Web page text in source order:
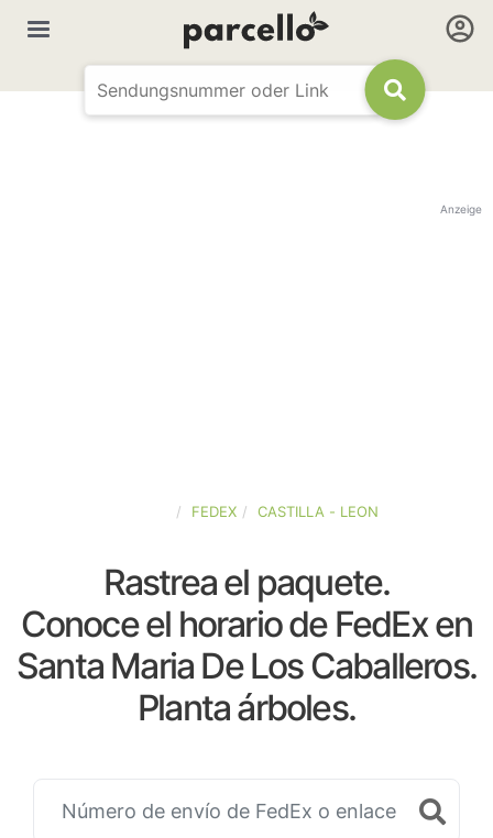
Anzeige
FEDEX CASTILLA - LEON
Rastrea el paquete.
Conoce el horario de FedEx en
Santa Maria De Los Caballeros.
Planta árboles.